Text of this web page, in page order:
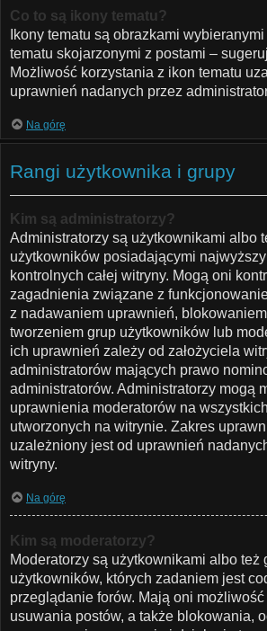
Co to są ikony tematu?
Ikony tematu są obrazkami
tematu skojarzonymi z postami –
Możliwość korzystania z ikon tematu
uprawnień nadanych przez
Na górę
Rangi użytkownika i grupy
Kim są administratorzy?
Administratorzy są użytkownikami albo
użytkowników posiadającymi
kontrolnych całej witryny. Mogą oni
zagadnienia związane z
z nadawaniem uprawnień,
tworzeniem grup użytkowników lub
ich uprawnień zależy od założyciela
administratorów mających prawo
administratorów. Administratorzy mogą
uprawnienia moderatorów na
utworzonych na witrynie. Zakres
uzależniony jest od uprawnień
witryny.
Na górę
Kim są moderatorzy?
Moderatorzy są użytkownikami albo też
użytkowników, których zadaniem jest
przeglądanie forów. Mają oni
usuwania postów, a także blokowania,